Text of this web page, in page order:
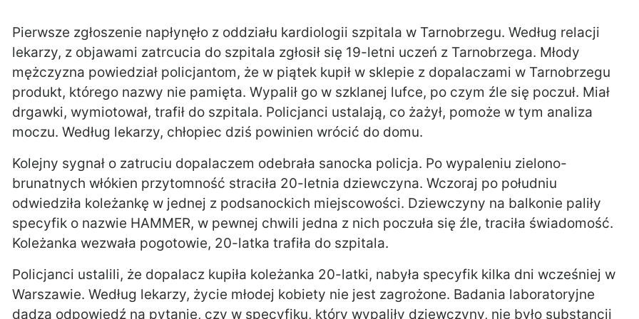
Pierwsze zgłoszenie napłynęło z oddziału kardiologii szpitala w Tarnobrzegu. Według relacji
lekarzy, z objawami zatrcucia do szpitala zgłosił się 19-letni uczeń z Tarnobrzega. Młody
mężczyzna powiedział policjantom, że w piątek kupił w sklepie z dopalaczami w Tarnobrzegu
produkt, którego nazwy nie pamięta. Wypalił go w szklanej lufce, po czym źle się poczuł. Miał
drgawki, wymiotował, trafił do szpitala. Policjanci ustalają, co żażył, pomoże w tym analiza
moczu. Według lekarzy, chłopiec dziś powinien wrócić do domu.
Kolejny sygnał o zatruciu dopalaczem odebrała sanocka policja. Po wypaleniu zielono-
brunatnych włókien przytomność straciła 20-letnia dziewczyna. Wczoraj po południu
odwiedziła koleżankę w jednej z podsanockich miejscowości. Dziewczyny na balkonie paliły
specyfik o nazwie HAMMER, w pewnej chwili jedna z nich poczuła się źle, traciła świadomość.
Koleżanka wezwała pogotowie, 20-latka trafiła do szpitala.
Policjanci ustalili, że dopalacz kupiła koleżanka 20-latki, nabyła specyfik kilka dni wcześniej w
Warszawie. Według lekarzy, życie młodej kobiety nie jest zagrożone. Badania laboratoryjne
dadzą odpowiedź na pytanie, czy w specyfiku, który wypaliły dziewczyny, nie było substancji